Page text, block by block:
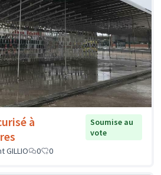
à
Soumise au
vote
GILLIO
0 0